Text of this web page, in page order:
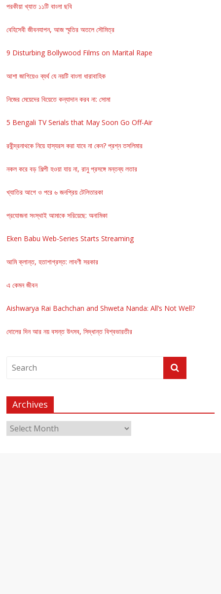
পরকীয়া খ্যাত ১১টি বাংলা ছবি
বেহিসেবী জীবনযাপন, আজ স্মৃতির অতলে সৌমিত্র
9 Disturbing Bollywood Films on Marital Rape
আশা জাগিয়েও ব্যর্থ যে নয়টি বাংলা ধারাবাহিক
নিজের মেয়েদের বিয়েতে কন্যাদান করব না: সোমা
5 Bengali TV Serials that May Soon Go Off-Air
রবীন্দ্রনাথকে নিয়ে হাস্যরস করা যাবে না কেন? প্রশ্ন তসলিমার
নকল করে বড় শিল্পী হওয়া যায় না, রানু প্রসঙ্গে মন্তব্য লতার
খ্যাতির আগে ও পরে ৬ জনপ্রিয় টেলিতারকা
প্রযোজনা সংস্থাই আমাকে সরিয়েছে: অনামিকা
Eken Babu Web-Series Starts Streaming
আমি ক্লান্ত, হতাশাগ্রস্ত: লাবণী সরকার
এ কেমন জীবন
Aishwarya Rai Bachchan and Shweta Nanda: All’s Not Well?
দোলের দিন আর নয় বসন্ত উৎসব, সিদ্ধান্ত বিশ্বভারতীর
Archives